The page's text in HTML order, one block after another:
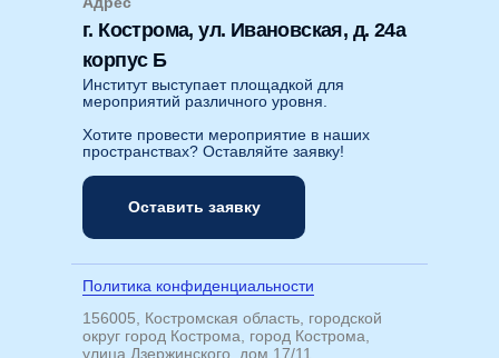
Политика конфиденциальности
156005, Костромская область, городской
округ город Кострома, город Кострома,
улица Дзержинского, дом 17/11
г. Кострома, ул. Ивановская, д. 24а
корпус Б
Институт выступает площадкой для
мероприятий различного уровня.
Хотите провести мероприятие в наших
пространствах? Оставляйте заявку!
Оставить заявку